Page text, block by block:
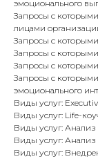
эмоционального
Запросы с
лицами
Запросы с которыми
Запросы с которыми
Запросы с которыми
Запросы с которыми
эмоционального
Виды услуг:
Виды услуг: Life-
Виды услуг: Анализ
Виды услуг:
Виды услуг: